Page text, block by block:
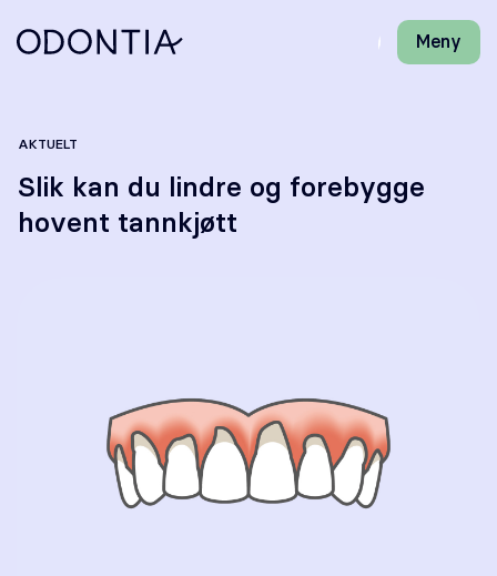
Meny
Lukk
Behandlinger
Kjeveortopedi
Oral kirurgi
AKTUELT
Slik kan du lindre og forebygge
hovent tannkjøtt